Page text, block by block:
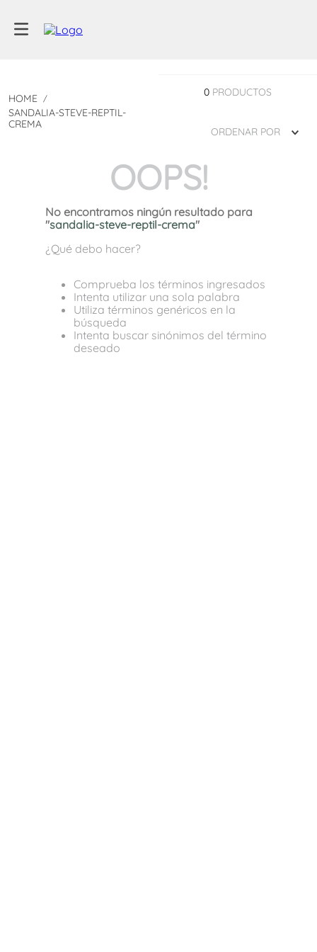
SANDALIA-STEVE-REPTIL-
CREMA
0 PRODUCTOS
ORDENAR POR
OOPS!
No encontramos ningún resultado para
"sandalia-steve-reptil-crema"
¿Qué debo hacer?
Comprueba los términos ingresados
Intenta utilizar una sola palabra
Utiliza términos genéricos en la
búsqueda
Intenta buscar sinónimos del término
deseado